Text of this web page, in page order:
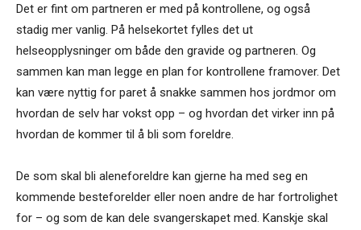
Det er fint om partneren er med på kontrollene, og også
stadig mer vanlig. På helsekortet fylles det ut
helseopplysninger om både den gravide og partneren. Og
sammen kan man legge en plan for kontrollene framover. Det
kan være nyttig for paret å snakke sammen hos jordmor om
hvordan de selv har vokst opp – og hvordan det virker inn på
hvordan de kommer til å bli som foreldre.
De som skal bli aleneforeldre kan gjerne ha med seg en
kommende besteforelder eller noen andre de har fortrolighet
for – og som de kan dele svangerskapet med. Kanskje skal